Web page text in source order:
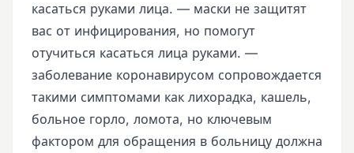
касаться руками лица. — маски не защитят
вас от инфицирования, но помогут
отучиться касаться лица руками. —
заболевание коронавирусом сопровождается
такими симптомами как лихорадка, кашель,
больное горло, ломота, но ключевым
фактором для обращения в больницу должна